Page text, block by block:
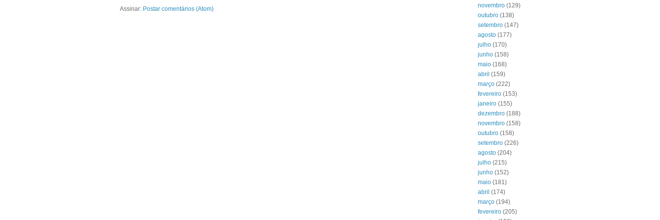
Assinar: Postar comentários (Atom)
novembro (129)
outubro (138)
setembro (147)
agosto (177)
julho (170)
junho (158)
maio (168)
abril (159)
março (222)
fevereiro (153)
janeiro (155)
dezembro (188)
novembro (158)
outubro (158)
setembro (226)
agosto (204)
julho (215)
junho (152)
maio (181)
abril (174)
março (194)
fevereiro (205)